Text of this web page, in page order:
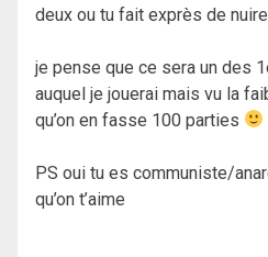
deux ou tu fait exprès de nuire
je pense que ce sera un des
auquel je jouerai mais vu la
qu’on en fasse 100 parties
PS oui tu es communiste/
qu’on t’aime